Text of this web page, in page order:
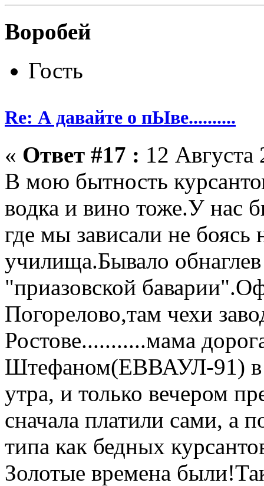
Воробей
Гость
Re: А давайте о пЫве..........
« Ответ #17 : 12
В мою бытность
водка и вино тоже.У нас
где мы зависали не боясь
училища.Бывало
"приазовской
Погорелово,там чехи
Ростове...........мама
Штефаном(ЕВВАУЛ-91) в
утра, и только вечером
сначала платили сами, а
типа как бедных
Золотые времена